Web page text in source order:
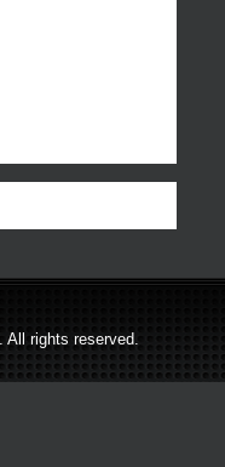
rights reserved.